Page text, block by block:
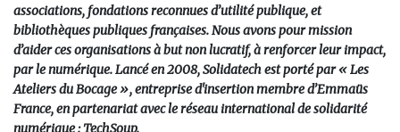
associations, fondations reconnues d’utilité publique, et
bibliothèques publiques françaises. Nous avons pour mission
d’aider ces organisations à but non lucratif, à renforcer leur impact,
par le numérique. Lancé en 2008, Solidatech est porté par « Les
Ateliers du Bocage », entreprise d'insertion membre d’Emmaüs
France, en partenariat avec le réseau international de solidarité
numérique : TechSoup.